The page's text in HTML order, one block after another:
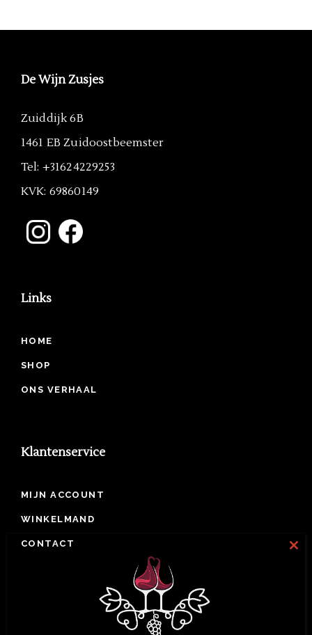
De Wijn Zusjes
Zuiddijk 6B
1461 EB Zuidoostbeemster
Tel: +31624229253
KVK: 69860149
Links
HOME
SHOP
ONS VERHAAL
Klantenservice
MIJN ACCOUNT
WINKELMAND
CONTACT
PRIVACY BELEID
ALGEMENE VOORWAARDEN